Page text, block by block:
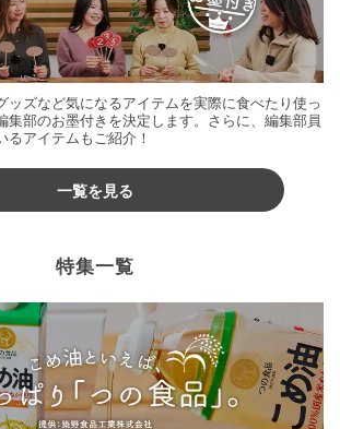
ッズなど気になるアイテムを実際に食べたり使っ
集部のお墨付きを決定します。さらに、編集部員
アイテムもご紹介！
一覧を見る
特集一覧